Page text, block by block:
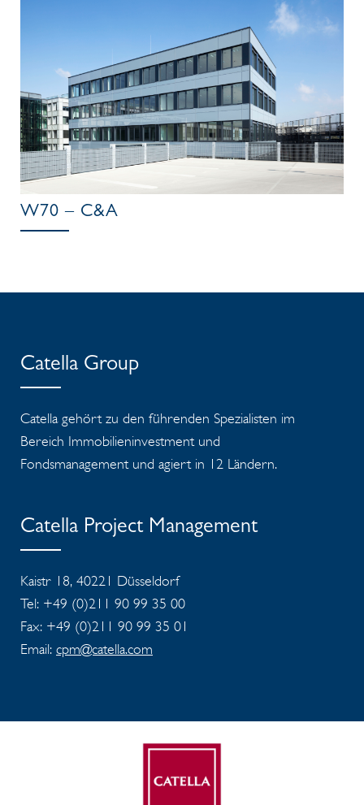
W70 – C&A
Catella Group
Catella gehört zu den führenden Spezialisten im
Bereich Immobilieninvestment und
Fondsmanagement und agiert in 12 Ländern.
Catella Project Management
Kaistr 18, 40221 Düsseldorf
Tel: +49 (0)211 90 99 35 00
Fax: +49 (0)211 90 99 35 01
Email: cpm@catella.com